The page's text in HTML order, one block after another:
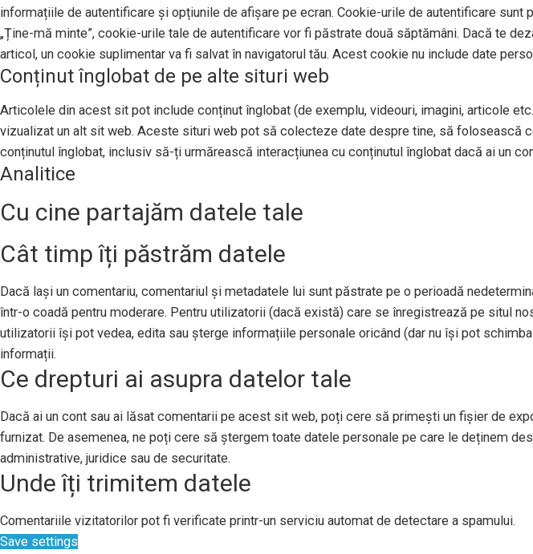
informațiile de autentificare și opțiunile de afișare pe ecran. Cookie-urile de autentificare
„Ține-mă minte”, cookie-urile tale de autentificare vor fi păstrate două săptămâni. Dacă te
articol, un cookie suplimentar va fi salvat în navigatorul tău. Acest cookie nu include date
Conținut înglobat de pe alte situri web
Articolele din acest sit pot include conținut înglobat (de exemplu, videouri, imagini, articole
vizualizat un alt sit web. Aceste situri web pot să colecteze date despre tine, să
conținutul înglobat, inclusiv să-ți urmărească interacțiunea cu conținutul înglobat dacă ai un
Analitice
Cu cine partajăm datele tale
Cât timp îți păstrăm datele
Dacă lași un comentariu, comentariul și metadatele lui sunt păstrate pe o perioadă
într-o coadă pentru moderare. Pentru utilizatorii (dacă există) care se înregistrează pe situl
utilizatorii își pot vedea, edita sau șterge informațiile personale oricând (dar nu își pot
informații.
Ce drepturi ai asupra datelor tale
Dacă ai un cont sau ai lăsat comentarii pe acest sit web, poți cere să primești un fișier de
furnizat. De asemenea, ne poți cere să ștergem toate datele personale pe care le deținem
administrative, juridice sau de securitate.
Unde îți trimitem datele
Comentariile vizitatorilor pot fi verificate printr-un serviciu automat de detectare a spamului.
Save settings